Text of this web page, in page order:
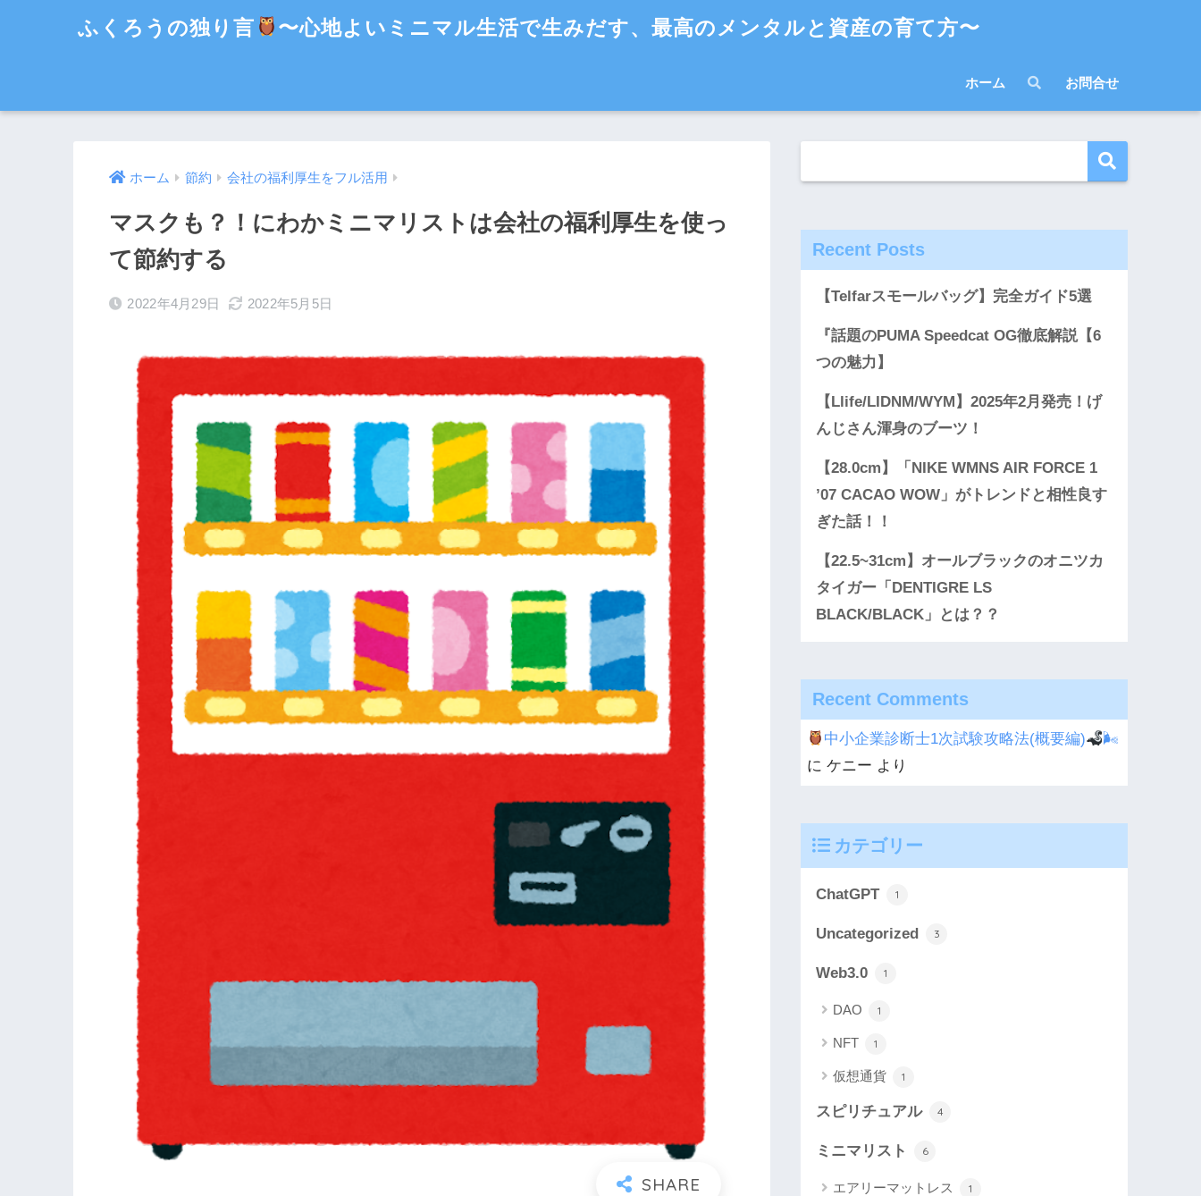
ふくろうの独り言 〜心地よいミニマル生活で生みだす、最高のメンタルと資産の育て方〜
ホーム お問合せ
ホーム 節約 会社の福利厚生をフル活用
マスクも？！にわかミニマリストは会社の福利厚生を使っ
て節約する
2022年4月29日 2022年5月5日
Recent Posts
【Telfarスモールバッグ】完全ガイド5選
『話題のPUMA Speedcat OG徹底解説【6
つの魅力】
【Llife/LIDNM/WYM】2025年2月発売！げ
んじさん渾身のブーツ！
【28.0cm】「NIKE WMNS AIR FORCE 1
’07 CACAO WOW」がトレンドと相性良す
ぎた話！！
【22.5~31cm】オールブラックのオニツカ
タイガー「DENTIGRE LS
BLACK/BLACK」とは？？
Recent Comments
中小企業診断士1次試験攻略法(概要編)
🌬
にケニー より
カテゴリー
ChatGPT 1
Uncategorized 3
Web3.0 1
DAO 1
NFT 1
仮想通貨 1
スピリチュアル 4
ミニマリスト 6
エアリーマットレス 1